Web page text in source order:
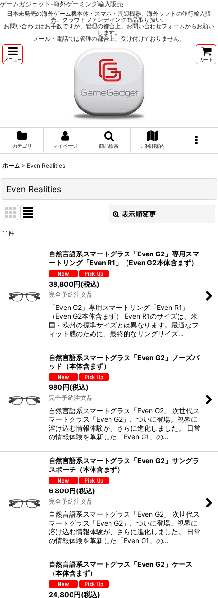
ゲームガジェット-海外ゲーミング輸入販売
日本未発売の海外ゲーム機本体・スマホ・周辺機器、海外ソフトの並行輸入販
売、クラウドファンディング商品取り扱い。
お問い合わせはお手数ですが、管理の都合上、お問い合わせフォームからお願い
します。
メール・電話では管理の都合上、受け付けておりません。
メニュー カート
カテゴリ マイページ 商品検索 ご利用案内
ホーム > Even Realities
Even Realities
表示順変更
11件
自然言語系スマートグラス「Even G2」専用スマ
ートリング「Even R1」（Even G2本体含まず）
38,800円(税込)
完全予約注文品
「Even G2」専用スマートリング「Even R1」
（Even G2本体含まず） Even R1のサイズは、米
国・欧州の標準サイズとは異なります。最適なフ
ィット感のために、最終的なリングサイズ…
自然言語系スマートグラス「Even G2」ノーズパ
ッド（本体含まず）
980円(税込)
完全予約注文品
自然言語系スマートグラス「Even G2」 次世代ス
マートグラス「Even G2」、ついに登場。視界に
溶け込む情報体験が、さらに進化しました。 日常
の情報体験を革新した「Even G1」の…
自然言語系スマートグラス「Even G2」サングラ
スポーチ（本体含まず）
6,800円(税込)
完全予約注文品
自然言語系スマートグラス「Even G2」 次世代ス
マートグラス「Even G2」、ついに登場。視界に
溶け込む情報体験が、さらに進化しました。 日常
の情報体験を革新した「Even G1」の…
自然言語系スマートグラス「Even G2」ケース
（本体含まず）
24,800円(税込)